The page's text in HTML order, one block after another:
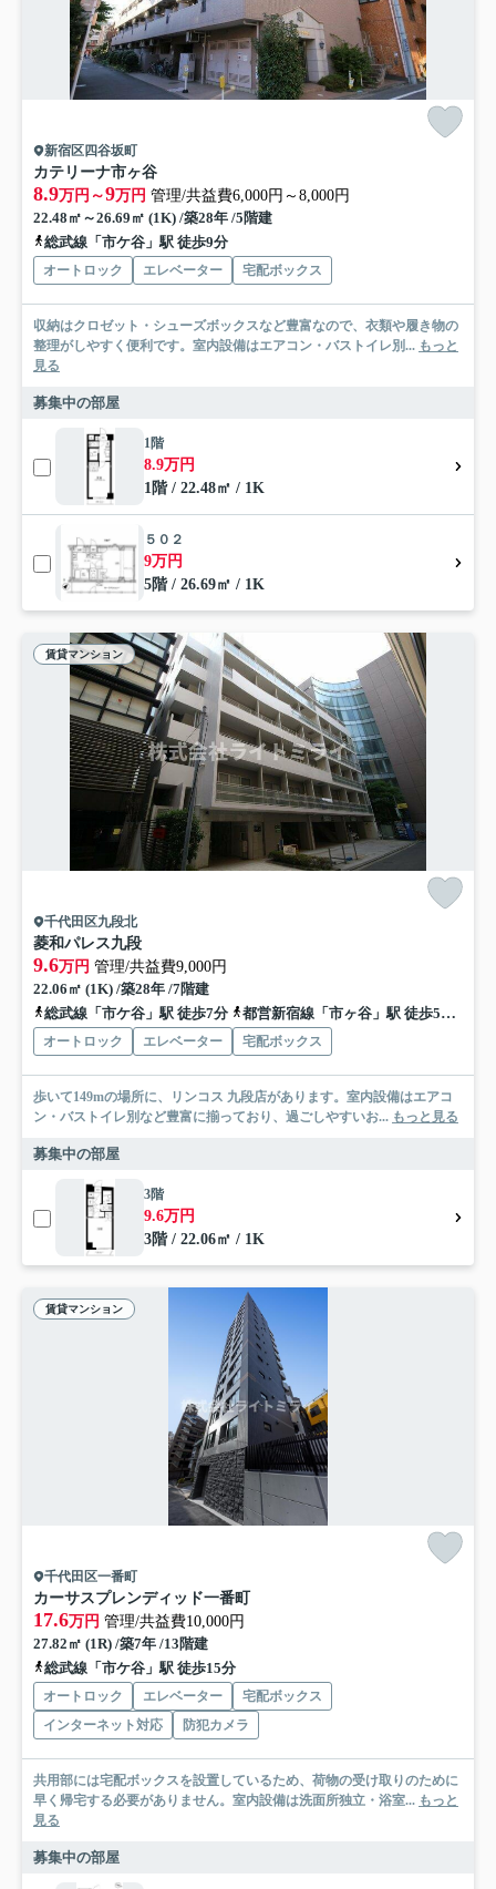
新宿区四谷坂町
カテリーナ市ヶ谷
8.9万円～9万円 管理/共益費6,000円～8,000円
22.48㎡～26.69㎡ (1K) /築28年 /5階建
総武線「市ケ谷」駅 徒歩9分
オートロック エレベーター 宅配ボックス
収納はクロゼット・シューズボックスなど豊富なので、衣類や履き物の
整理がしやすく便利です。室内設備はエアコン・バストイレ別... もっと
見る
募集中の部屋
1階
8.9万円
1階 / 22.48㎡ / 1K
５０２
9万円
5階 / 26.69㎡ / 1K
賃貸マンション
千代田区九段北
菱和パレス九段
9.6万円 管理/共益費9,000円
22.06㎡ (1K) /築28年 /7階建
総武線「市ケ谷」駅 徒歩7分
都営新宿線「市ヶ谷」駅 徒歩5分
オートロック エレベーター 宅配ボックス
歩いて149mの場所に、リンコス 九段店があります。室内設備はエアコ
ン・バストイレ別など豊富に揃っており、過ごしやすいお... もっと見る
募集中の部屋
3階
9.6万円
3階 / 22.06㎡ / 1K
賃貸マンション
千代田区一番町
カーサスプレンディッド一番町
17.6万円 管理/共益費10,000円
27.82㎡ (1R) /築7年 /13階建
総武線「市ケ谷」駅 徒歩15分
オートロック エレベーター
宅配ボックス
インターネット対応
防犯カメラ
共用部には宅配ボックスを設置しているため、荷物の受け取りのために
早く帰宅する必要がありません。室内設備は洗面所独立・浴室... もっと
見る
募集中の部屋